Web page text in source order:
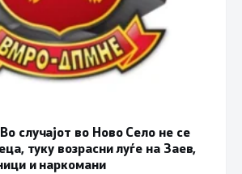
случајот во Ново Село не се
туку возрасни луѓе на Заев,
и наркомани